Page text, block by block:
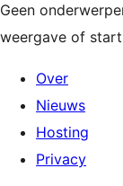
Geen
weergave of
Over
Nieuws
Hosting
Privacy